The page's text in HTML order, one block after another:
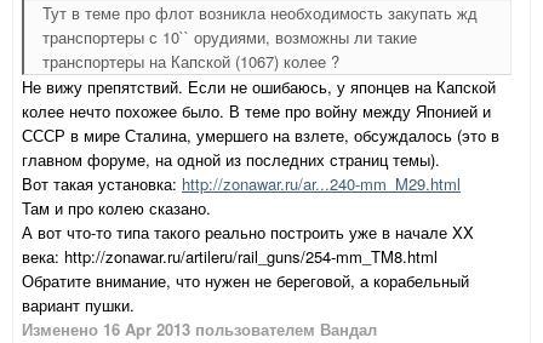
Тут в теме про флот возникла необходимость закупать жд
транспортеры с 10`` орудиями, возможны ли такие
транспортеры на Капской (1067) колее ?
Не вижу препятствий. Если не ошибаюсь, у японцев на Капской
колее нечто похожее было. В теме про войну между Японией и
СССР в мире Сталина, умершего на взлете, обсуждалось (это в
главном форуме, на одной из последних страниц темы).
Вот такая установка: http://zonawar.ru/ar...240-mm_M29.html
Там и про колею сказано.
А вот что-то типа такого реально построить уже в начале XX
века: http://zonawar.ru/artileru/rail_guns/254-mm_TM8.html
Обратите внимание, что нужен не береговой, а корабельный
вариант пушки.
Изменено 16 Apr 2013 пользователем Вандал